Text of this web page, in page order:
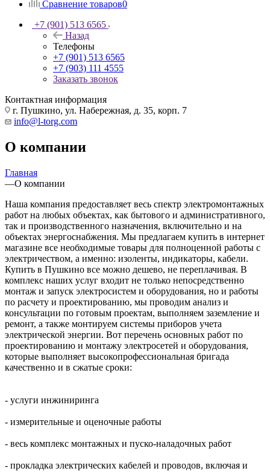
Сравнение товаров0
+7 (901) 513 6565
Назад
Телефоны
+7 (901) 513 6565
+7 (903) 111 4555
Заказать звонок
Контактная информация
г. Пушкино, ул. Набережная, д. 35, корп. 7
info@l-torg.com
О компании
Главная
—О компании
Наша компания предоставляет весь спектр электромонтажных
работ на любых объектах, как бытового и административного,
так и производственного назначения, включительно и на
объектах энергоснабжения. Мы предлагаем купить в интернет
магазине все необходимые товары для полноценной работы с
электричеством, а именно: изоленты, индикаторы, кабели.
Купить в Пушкино все можно дешево, не переплачивая. В
комплекс наших услуг входит не только непосредственно
монтаж и запуск электросистем и оборудования, но и работы
по расчету и проектированию, мы проводим анализ и
консультации по готовым проектам, выполняем заземление и
ремонт, а также монтируем системы приборов учета
электрической энергии. Вот перечень основных работ по
проектированию и монтажу электросетей и оборудования,
которые выполняет высокопрофессиональная бригада
качественно и в сжатые сроки:
- услуги инжиниринга
- измерительные и оценочные работы
- весь комплекс монтажных и пуско-наладочных работ
- прокладка электрических кабелей и проводов, включая и